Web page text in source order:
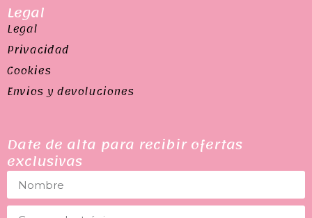
Legal
Legal
Privacidad
Cookies
Envios y devoluciones
Date de alta para recibir ofertas
exclusivas